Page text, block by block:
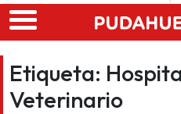
Skip to main content
Etiqueta:
Veterinario